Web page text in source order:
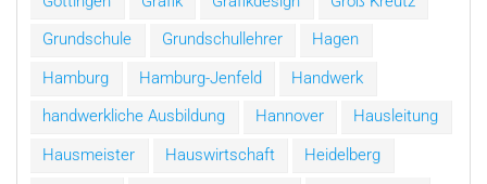
Grundschule
Grundschullehrer
Hagen
Hamburg
Hamburg-Jenfeld
Handwerk
handwerkliche Ausbildung
Hannover
Hausleitung
Hausmeister
Hauswirtschaft
Heidelberg